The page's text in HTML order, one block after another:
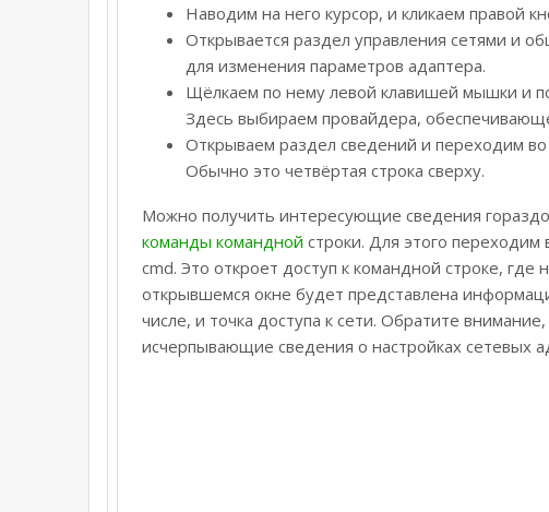
Наводим на него курсор, и кликаем правой
Открывается раздел управления сетями и
для изменения параметров адаптера.
Щёлкаем по нему левой клавишей мышки и
Здесь выбираем провайдера,
Открываем раздел сведений и переходим
Обычно это четвёртая строка сверху.
Можно получить интересующие сведения
команды командной строки. Для этого переходим
cmd. Это откроет доступ к командной строке, где
открывшемся окне будет представлена
числе, и точка доступа к сети. Обратите
исчерпывающие сведения о настройках сетевых